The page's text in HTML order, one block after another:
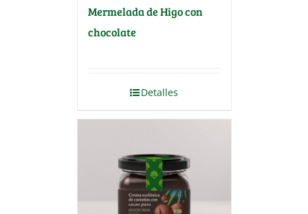
Mermelada de Higo con
chocolate
Detalles